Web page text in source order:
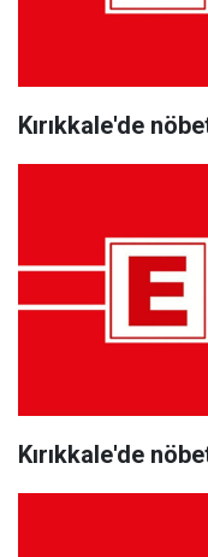
Kırıkkale'de
Kırıkkale'de